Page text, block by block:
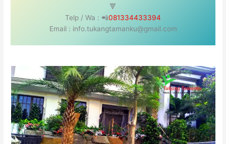
🔻
Telp / Wa : 📲081334433394
Email : info.tukangtamanku@gmail.com